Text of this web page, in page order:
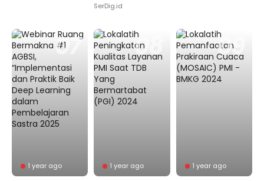
SerDig.id
1 year ago 1 year ago 1 year ago